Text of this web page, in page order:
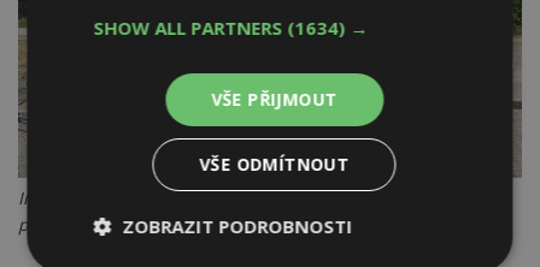
Ing. arch. David Průša; Platforma architekti, při
představování BIOM Module (foto ESTAV)
SHOW ALL PARTNERS (1634) →
VŠE PŘIJMOUT
VŠE ODMÍTNOUT
ZOBRAZIT PODROBNOSTI